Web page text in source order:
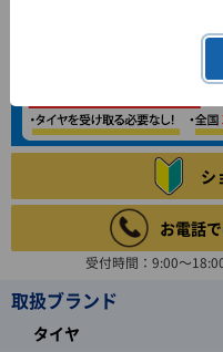
シ
お電話
受付時間：9:00～
取扱ブランド
タイヤ